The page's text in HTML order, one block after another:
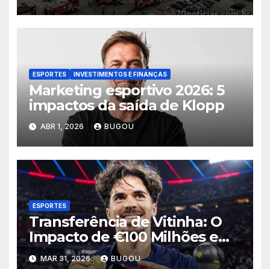
ESPORTES INVESTIMENTOS E FINANÇAS
Marketing esportivo 2026: 5
impactos da saída de Klopp
ABR 1, 2026 BUGOU
ESPORTES
Transferência de Vitinha: O
Impacto de €100 Milhões em
2026
MAR 31, 2026 BUGOU